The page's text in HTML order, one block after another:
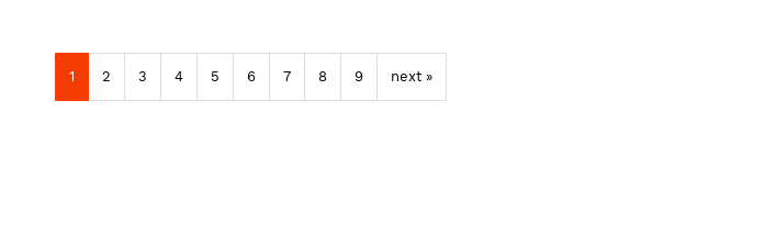
1 2 3 4 5 6 7 8 9 next »